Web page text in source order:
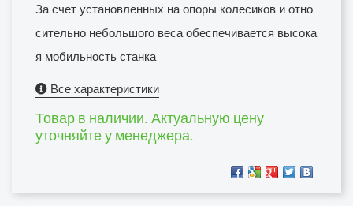
За счет установленных на опоры колесиков и отно
сительно небольшого веса обеспечивается высока
я мобильность станка
Все характеристики
Товар в наличии. Актуальную цену
уточняйте у менеджера.